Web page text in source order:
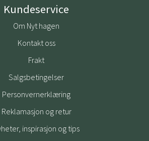
Kundeservice
Om Nyt hagen
Kontakt oss
Frakt
Salgsbetingelser
Personvernerklæring
Reklamasjon og retur
inspirasjon og tips